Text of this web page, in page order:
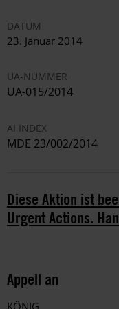
DATUM
23. Januar 2014
UA-NUMMER
UA-015/2014
AI INDEX
MDE 23/002/2014
Diese Aktion ist
Urgent Actions.
Appell an